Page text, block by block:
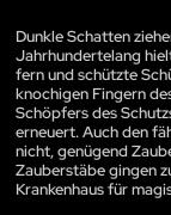
Dunkle Schatten
Jahrhundertelang
fern und schützte
knochigen Fingern
Schöpfers des
erneuert. Auch den
nicht, genügend
Zauberstäbe gingen
Krankenhaus für